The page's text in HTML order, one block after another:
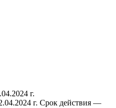
г.
г. Срок действия —